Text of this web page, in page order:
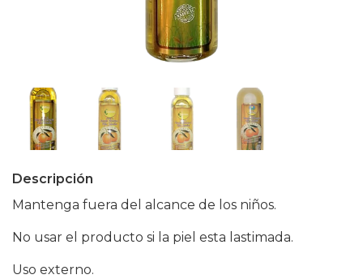
Descripción
Mantenga fuera del alcance de los niños.
No usar el producto si la piel esta lastimada.
Uso externo.